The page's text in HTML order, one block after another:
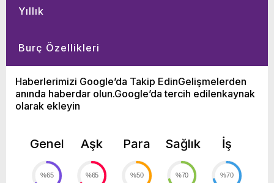
Yıllık
Burç Özellikleri
Haberlerimizi Google’da Takip EdinGelişmelerden
anında haberdar olun.Google’da tercih edilenkaynak
olarak ekleyin
Genel
%65
Aşk
%65
Para
%50
Sağlık
%70
İş
%70